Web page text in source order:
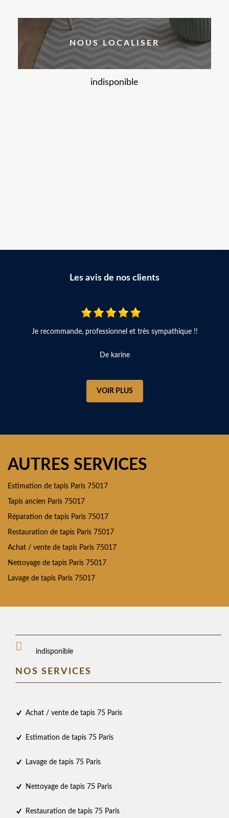
NOUS LOCALISER
indisponible
Les avis de nos clients
Je recommande, professionnel et très sympathique !!
De karine
VOIR PLUS
AUTRES SERVICES
Estimation de tapis Paris 75017
Tapis ancien Paris 75017
Réparation de tapis Paris 75017
Restauration de tapis Paris 75017
Achat / vente de tapis Paris 75017
Nettoyage de tapis Paris 75017
Lavage de tapis Paris 75017
indisponible
NOS SERVICES
Achat / vente de tapis 75 Paris
Estimation de tapis 75 Paris
Lavage de tapis 75 Paris
Nettoyage de tapis 75 Paris
Restauration de tapis 75 Paris